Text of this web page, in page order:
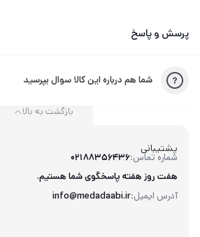
پرسش و پاسخ
شما هم درباره این کالا سوال بپرسید
پشتیبانی
شماره تماس:02188356436
آدرس ایمیل:info@medadaabi.ir
هفت روز هفته پاسخگوی شما هستیم.
بازگشت به بالا